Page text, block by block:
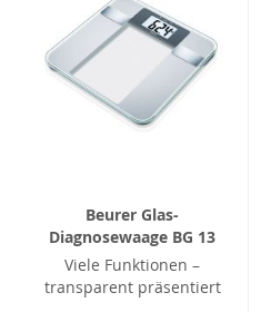
Beurer Glas-
Diagnosewaage BG 13
Viele Funktionen –
transparent präsentiert